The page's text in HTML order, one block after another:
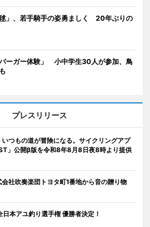
」、若手騎手の姿勇ましく 20年ぶりの
ーガー体験」 小中学生30人が参加、鳥
プレスリリース
いつもの道が冒険になる。サイクリングアプ
」公開β版を令和8年8月8日夜8時より提供
会社吹奏楽団トヨタ町1番地から音の贈り物
本アユ釣り選手権 優勝者決定！